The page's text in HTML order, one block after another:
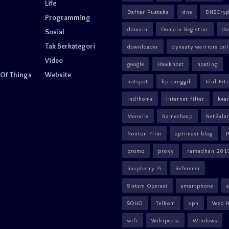
Things
Life
Programming
Sosial
Tak Berkategori
Video
Website
Daftar Pustaka dns
domain Domain Registrar
downloader dynasty warriors
google Hawkhost hosting
hotspot hp canggih Idul
Indihome internet filter
Menulis Namecheap
Nonton Film optimasi blog
promo proxy ramadhan
Raspberry Pi Referensi
Sistem Operasi smartphone
SOHO Telkom vpn Web
wifi Wikipedia Windows